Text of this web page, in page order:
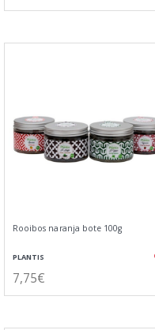
Rooibos naranja bote 100g
PLANTIS
7,75€